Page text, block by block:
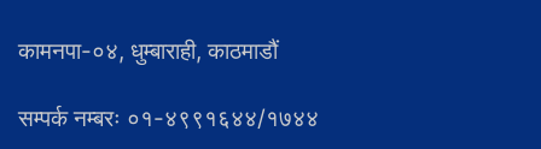
कामनपा-०४, धुम्बाराही, काठमाडौं
सम्पर्क नम्बरः ०१-४९९१६४४/१७४४